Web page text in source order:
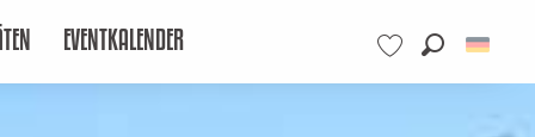
Voir les favoris
EVENTKALENDER